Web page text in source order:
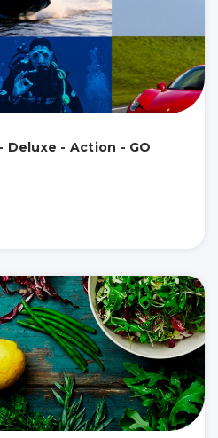
Deluxe - Action - GO